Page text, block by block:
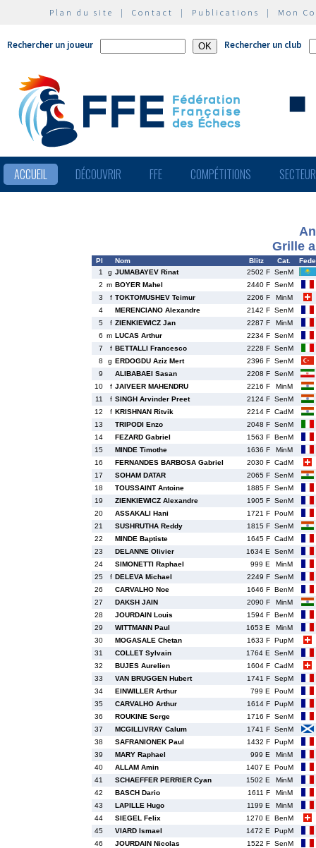
Plan du site | Contact | Publications | Mon
Rechercher un joueur Rechercher un club
ACCUEIL DÉCOUVRIR FFE COMPÉTITIONS
Grille
Pl Nom Blitz Cat.
Fede
1
g JUMABAYEV Rinat 2502 F SenM
2 m BOYER Mahel 2440 F SenM
3
f TOKTOMUSHEV Teimur 2206 F
MinM
4
MERENCIANO Alexandre 2142 F SenM
5
f ZIENKIEWICZ Jan 2287 F
MinM
6 m LUCAS Arthur 2234 F SenM
7
f BETTALLI Francesco 2228 F SenM
8
g ERDOGDU Aziz Mert 2396 F SenM
9
ALIBABAEI Sasan 2208 F SenM
10
f JAIVEER MAHENDRU 2216 F
MinM
11
f SINGH Arvinder Preet 2124 F SenM
12
f KRISHNAN Ritvik 2214 F CadM
13
TRIPODI Enzo 2048 F SenM
14
FEZARD Gabriel 1563 F BenM
15
MINDE Timothe 1636 F
MinM
16
FERNANDES BARBOSA Gabriel 2030 F CadM
17
SOHAM DATAR 2065 F SenM
18
TOUSSAINT Antoine 1885 F SenM
19
ZIENKIEWICZ Alexandre 1905 F SenM
20
ASSAKALI Hani 1721 F PouM
21
SUSHRUTHA Reddy 1815 F SenM
22
MINDE Baptiste 1645 F CadM
23
DELANNE Olivier 1634 E
SenM
24
SIMONETTI Raphael 999 E
MinM
25
f DELEVA Michael 2249 F SenM
26
CARVALHO Noe 1646 F BenM
27
DAKSH JAIN 2090 F
MinM
28
JOURDAIN Louis 1594 F BenM
29
WITTMANN Paul 1653 E
MinM
30
MOGASALE Chetan 1633 F PupM
31
COLLET Sylvain 1764 E
SenM
32
BUJES Aurelien 1604 F CadM
33
VAN BRUGGEN Hubert 1741 F SepM
34
EINWILLER Arthur 799 E
PouM
35
CARVALHO Arthur 1614 F PupM
36
ROUKINE Serge 1716 F SenM
37
MCGILLIVRAY Calum 1741 F SenM
38
SAFRANIONEK Paul 1432 F PupM
39
MARY Raphael 999 E
MinM
40
ALLAM Amin 1407 E
PouM
41
SCHAEFFER PERRIER Cyan 1502 E
MinM
42
BASCH Dario 1611 F
MinM
43
LAPILLE Hugo 1199 E
MinM
44
SIEGEL Felix 1270 E
BenM
45
VIARD Ismael 1472 E
PupM
46
JOURDAIN Nicolas 1522 F SenM